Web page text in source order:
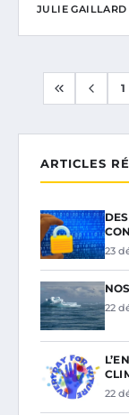
JULIE GAILLARD
1
ARTICLES
23
22
22